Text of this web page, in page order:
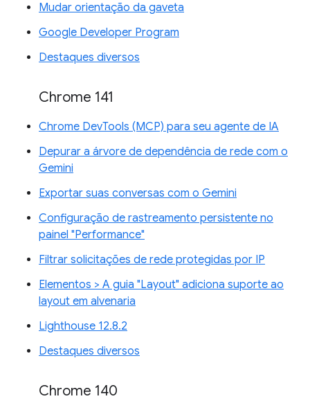
Mudar orientação da gaveta
Google Developer Program
Destaques diversos
Chrome 141
Chrome DevTools (MCP) para seu agente de IA
Depurar a árvore de dependência de rede com o
Gemini
Exportar suas conversas com o Gemini
Configuração de rastreamento persistente no
painel "Performance"
Filtrar solicitações de rede protegidas por IP
Elementos > A guia "Layout" adiciona suporte ao
layout em alvenaria
Lighthouse 12.8.2
Destaques diversos
Chrome 140